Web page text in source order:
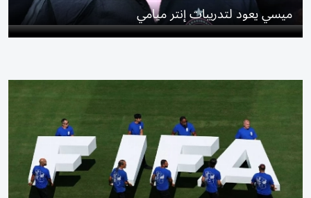
ميسي يعود لتدريبات إنتر ميامي